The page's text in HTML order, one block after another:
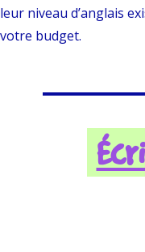
leur niveau d’anglais
votre budget.